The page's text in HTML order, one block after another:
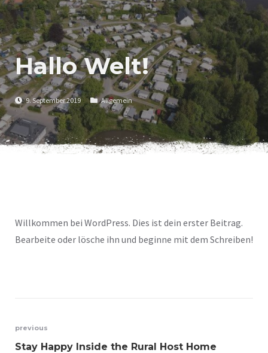
Hallo Welt!
9. September 2019 Allgemein
Willkommen bei WordPress. Dies ist dein erster Beitrag.
Bearbeite oder lösche ihn und beginne mit dem Schreiben!
previous
Stay Happy Inside the Rural Host Home